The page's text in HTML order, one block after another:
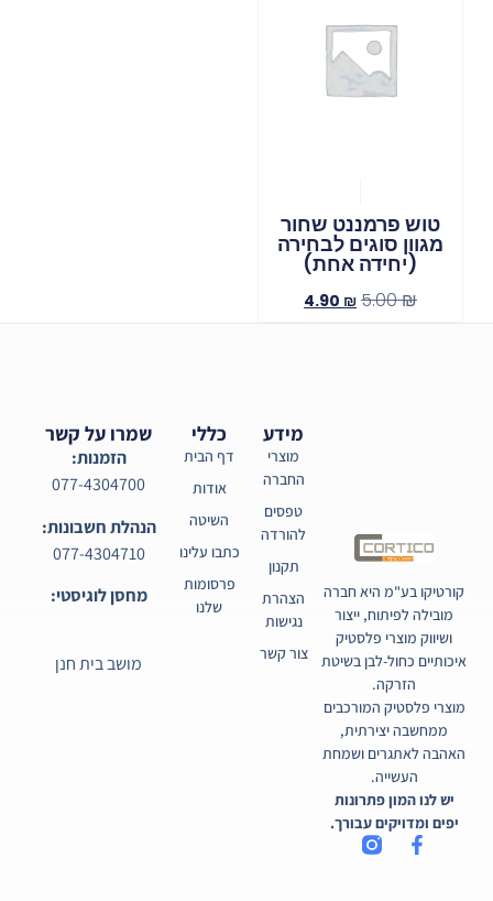
טוש פרמננט שחור
מגוון סוגים לבחירה
(יחידה אחת)
5.00₪
4.90 ₪
קורטיקו בע"מ היא חברה
מובילה לפיתוח, ייצור
ושיווק מוצרי פלסטיק
איכותיים כחול-לבן בשיטת
הזרקה.
מוצרי פלסטיק המורכבים
ממחשבה יצירתית,
האהבה לאתגרים ושמחת
העשייה.
יש לנו המון פתרונות
יפים ומדויקים עבורך.
כללי
דף הבית
אודות
השיטה
כתבו עלינו
פרסומות
שלנו
מידע
מוצרי
החברה
טפסים
להורדה
תקנון
הצהרת
נגישות
צור קשר
שמרו על קשר
הזמנות:
077-4304700
הנהלת חשבונות:
077-4304710
מחסן לוגיסטי:
מושב בית חנן